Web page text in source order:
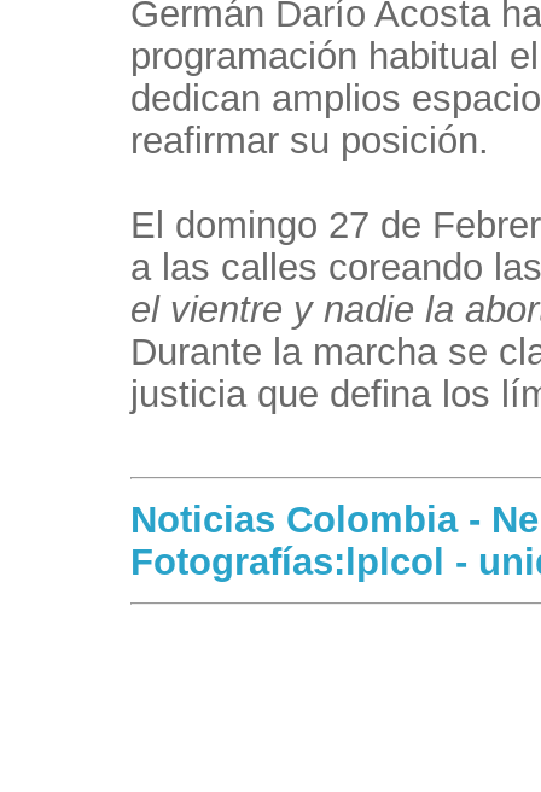
Germán Darío Acosta
programación habitual
dedican amplios
reafirmar su posición.
El domingo 27 de
a las calles coreando
el vientre y nadie la
Durante la marcha se
justicia que defina los
Noticias Colombia -
Fotografías:lplcol -